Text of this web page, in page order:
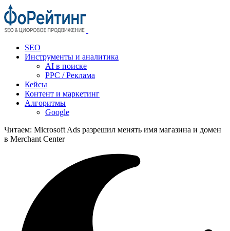
SEO
Инструменты и аналитика
AI в поиске
PPC / Реклама
Кейсы
Контент и маркетинг
Алгоритмы
Google
Читаем: Microsoft Ads разрешил менять имя магазина и домен
в Merchant Center